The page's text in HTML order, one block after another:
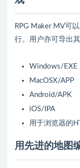
RPG Maker MV可
行。用户亦可导出
Windows/EXE
MacOSX/APP
Android/APK
iOS/IPA
用于浏览器的
用先进的地图